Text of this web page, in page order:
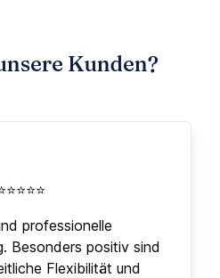
Kunden?
professionelle
Besonders positiv sind
Flexibilität und